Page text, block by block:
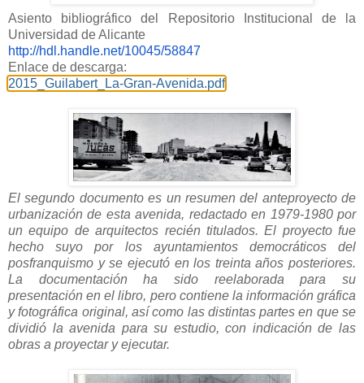
Asiento bibliográfico del Repositorio Institucional de la
Universidad de Alicante
http://hdl.handle.net/10045/58847
Enlace de descarga:
2015_Guilabert_La-Gran-Avenida.pdf
El segundo documento es un resumen del anteproyecto de
urbanización de esta avenida, redactado en 1979-1980 por
un equipo de arquitectos recién titulados. El proyecto fue
hecho suyo por los ayuntamientos democráticos del
posfranquismo y se ejecutó en los treinta años posteriores.
La documentación ha sido reelaborada para su
presentación en el libro, pero contiene la información gráfica
y fotográfica original, así como las distintas partes en que se
dividió la avenida para su estudio, con indicación de las
obras a proyectar y ejecutar.